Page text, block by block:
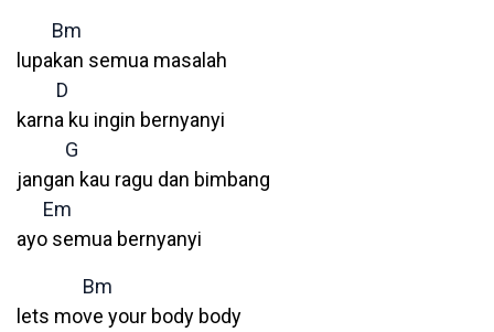
Bm
lupakan semua masalah
D
karna ku ingin bernyanyi
G
jangan kau ragu dan bimbang
Em
ayo semua bernyanyi
Bm
lets move your body body